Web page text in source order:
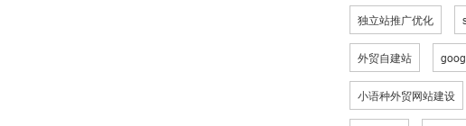
独立站推广优化
外贸自建站
小语种外贸网站建设